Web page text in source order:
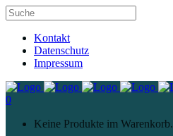
Kontakt
Datenschutz
Impressum
0
Keine Produkte im Warenkorb.